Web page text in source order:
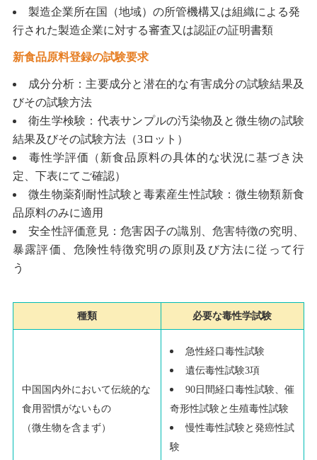
製造企業所在国（地域）の所管機構又は組織による発
行された製造企業に対する審査又は認証の証明書類
新食品原料登録の試験要求
成分分析：主要成分と潜在的な有害成分の試験結果及
びその試験方法
衛生学検験：代表サンプルの汚染物及と微生物の試験
結果及びその試験方法（3ロット）
毒性学評価（新食品原料の具体的な状況に基づき決
定、下表にてご確認）
微生物薬剤耐性試験と毒素産生性試験：微生物類新食
品原料のみに適用
安全性評価意見：危害因子の識別、危害特徴の究明、
暴露評価、危険性特徴究明の原則及び方法に従って行
う
種類 必要な毒性学試験
中国国内外において伝統的な
食用習慣がないもの
（微生物を含まず）
急性経口毒性試験
遺伝毒性試験3項
90日間経口毒性試験、催
奇形性試験と生殖毒性試験
慢性毒性試験と発癌性試
験